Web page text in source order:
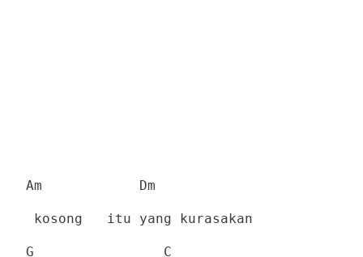
Am Dm
kosong itu yang kurasakan
G C